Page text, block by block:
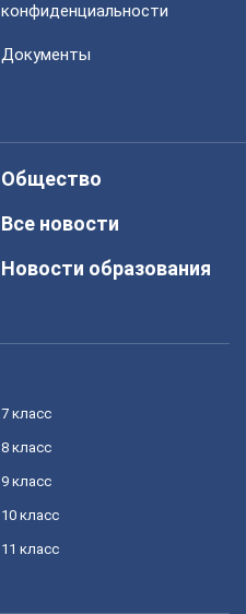
конфиденциальности
Документы
Общество
Все новости
Новости образования
7 класс
8 класс
9 класс
10 класс
11 класс